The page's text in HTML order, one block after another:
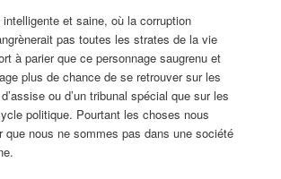
et saine, où la corruption
pas toutes les strates de la vie
à parier que ce personnage saugrenu et
plus de chance de se retrouver sur les
ou d’un tribunal spécial que sur les
politique. Pourtant les choses nous
que nous ne sommes pas dans une société